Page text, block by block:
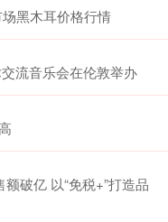
黑木耳价格行情
流音乐会在伦敦举办
破亿 以“免税+”打造品